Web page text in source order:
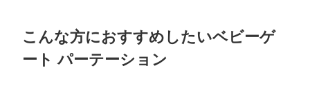
こんな方におすすめしたいベビーゲ
ート パーテーション